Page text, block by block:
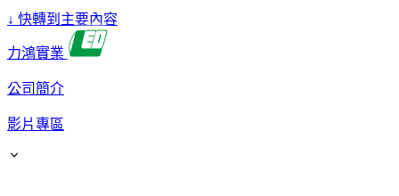
↓ 快轉到主要內容
力鴻實業
公司簡介
影片專區